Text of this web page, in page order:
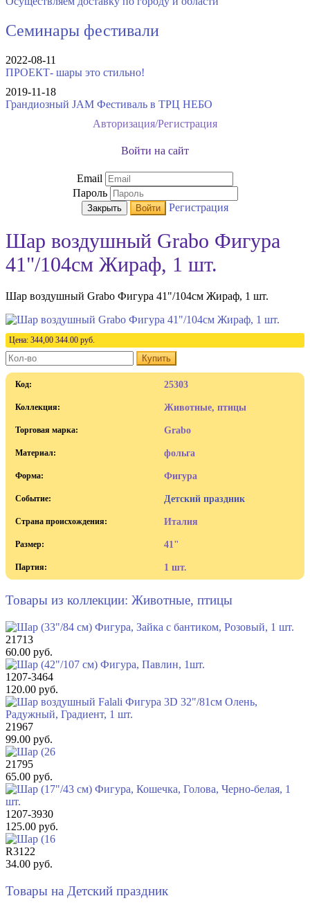
Семинары фестивали
2022-08-11
ПРОЕКТ- шары это стильно!
2019-11-18
Грандиозный JAM Фестиваль в ТРЦ НЕБО
Авторизация/Регистрация
Войти на сайт
Email
Пароль
Закрыть Войти Регистрация
Шар воздушный Grabo Фигура
41"/104см Жираф, 1 шт.
Шар воздушный Grabo Фигура 41"/104см Жираф, 1 шт.
Цена: 344,00 344.00 руб.
Купить
Код: 25303
Коллекция: Животные, птицы
Торговая марка: Grabo
Материал: фольга
Форма: Фигура
Событие: Детский праздник
Страна происхождения: Италия
Размер: 41"
Партия: 1 шт.
Товары из коллекции: Животные, птицы
21713
60.00 руб.
1207-3464
120.00 руб.
21967
99.00 руб.
21795
65.00 руб.
1207-3930
125.00 руб.
R3122
34.00 руб.
Товары на Детский праздник